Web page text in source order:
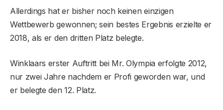
Allerdings hat er bisher noch keinen einzigen
Wettbewerb gewonnen; sein bestes Ergebnis erzielte er
2018, als er den dritten Platz belegte.
Winklaars erster Auftritt bei Mr. Olympia erfolgte 2012,
nur zwei Jahre nachdem er Profi geworden war, und
er belegte den 12. Platz.